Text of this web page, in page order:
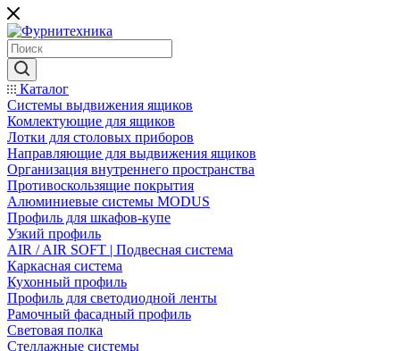
Каталог
Системы выдвижения ящиков
Комлектующие для ящиков
Лотки для столовых приборов
Направляющие для выдвижения ящиков
Организация внутреннего пространства
Противоскользящие покрытия
Алюминиевые системы MODUS
Профиль для шкафов-купе
Узкий профиль
AIR / AIR SOFT | Подвесная система
Каркасная система
Кухонный профиль
Профиль для светодиодной ленты
Рамочный фасадный профиль
Световая полка
Стеллажные системы